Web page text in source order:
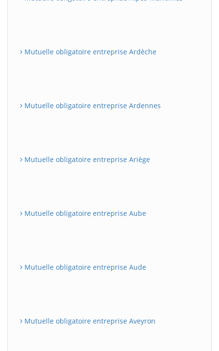
Mutuelle obligatoire entreprise Ardèche
Mutuelle obligatoire entreprise Ardennes
Mutuelle obligatoire entreprise Ariège
Mutuelle obligatoire entreprise Aube
Mutuelle obligatoire entreprise Aude
Mutuelle obligatoire entreprise Aveyron